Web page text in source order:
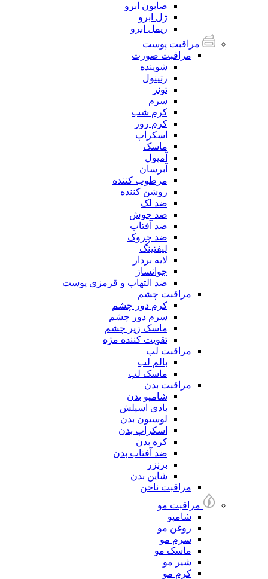
صابون ابرو
ژل ابرو
ریمل ابرو
مراقبت پوست
مراقبت صورت
شوینده
رتینول
تونر
سرم
کرم شب
کرم روز
اسکراپ
ماسک
آمپول
آبرسان
مرطوب کننده
روشن کننده
ضد لک
ضد جوش
ضد آفتاب
ضد چروک
لیفتینگ
لایه بردار
جوانساز
ضد التهاب و قرمزی پوست
مراقبت چشم
کرم دور چشم
سرم دور چشم
ماسک زیر چشم
تقویت کننده مژه
مراقبت لب
بالم لب
ماسک لب
مراقبت بدن
شامپو بدن
بادی اسپلش
لوسیون بدن
اسکراپ بدن
کره بدن
ضد آفتاب بدن
برنزر
شاین بدن
مراقبت ناخن
مراقبت مو
شامپو
روغن مو
سرم مو
ماسک مو
شیر مو
کرم مو